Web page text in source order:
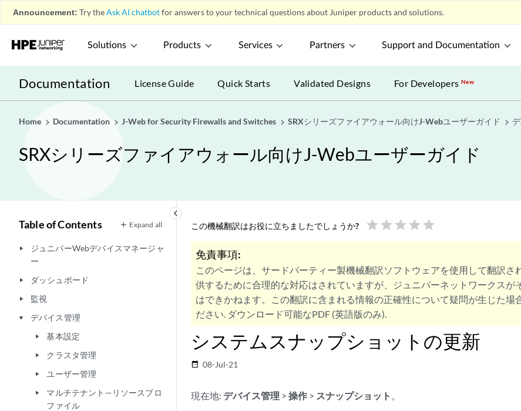
Announcement: Try theAsk AI chatbotfor answers to your technical questions about Juniper products and solutions.
Solutions Products Services Partners Support and Documentation
Documentation License Guide Quick Starts Validated Designs For DevelopersNew
Home Documentation J-Web for Security Firewalls and Switches SRXシリーズファイアウォール向けJ-Webユーザーガイド
SRXシリーズファイアウォール向けJ-Webユーザーガイド
keyboard_arrow_left
Table of Contents Expand all
play_arrow
ジュニパーWebデバイスマネージャ
ー
play_arrow ダッシュボード
play_arrow 監視
play_arrow デバイス管理
play_arrow 基本設定
play_arrow クラスタ管理
play_arrow ユーザー管理
play_arrow
マルチテナント—リソースプロ
ファイル
この機械翻訳はお役に立ちましたでしょうか? star star star star star
免責事項:
このページは、サードパーティー製機械翻訳ソフトウェアを使用して翻訳さ
供するために合理的な対応はされていますが、ジュニパーネットワークスが
はできかねます。この翻訳に含まれる情報の正確性について疑問が生じた場
ださい. ダウンロード可能なPDF (英語版のみ).
システムスナップショットの更新
date_range 08-Jul-21
現在地: デバイス管理 > 操作 > スナップショット 。